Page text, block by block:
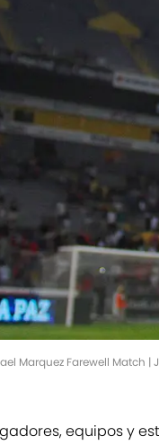
Marquez Farewell Match
equipos y